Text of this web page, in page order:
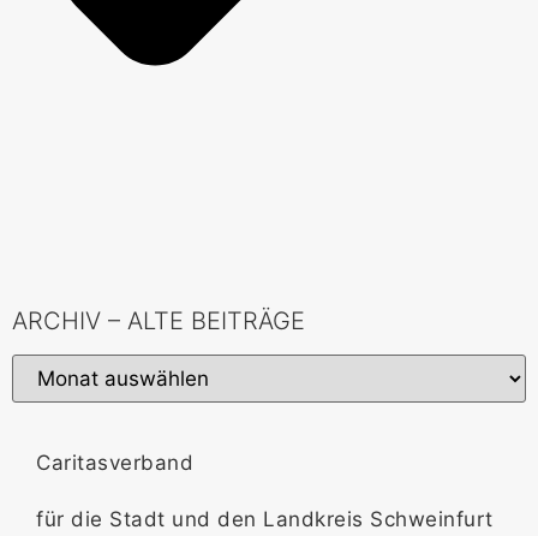
ARCHIV – ALTE BEITRÄGE
Caritasverband
für die Stadt und den Landkreis Schweinfurt